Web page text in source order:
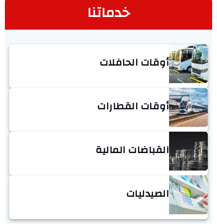
خدماتنا
أوقات الحافلات
أوقات القطارات
القباضات المالية
الصيدليات